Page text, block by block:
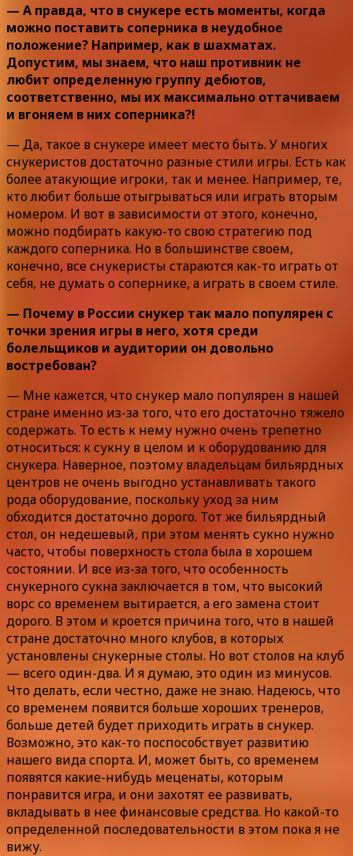
— А правда, что в снукере есть моменты, когда
можно поставить соперника в неудобное
положение? Например, как в шахматах.
Допустим, мы знаем, что наш противник не
любит определенную группу дебютов,
соответственно, мы их максимально оттачиваем
и вгоняем в них соперника?!
— Да, такое в снукере имеет место быть. У многих
снукеристов достаточно разные стили игры. Есть как
более атакующие игроки, так и менее. Например, те,
кто любит больше отыгрываться или играть вторым
номером. И вот в зависимости от этого, конечно,
можно подбирать какую-то свою стратегию под
каждого соперника. Но в большинстве своем,
конечно, все снукеристы стараются как-то играть от
себя, не думать о сопернике, а играть в своем стиле.
— Почему в России снукер так мало популярен с
точки зрения игры в него, хотя среди
болельщиков и аудитории он довольно
востребован?
— Мне кажется, что снукер мало популярен в нашей
стране именно из-за того, что его достаточно тяжело
содержать. То есть к нему нужно очень трепетно
относиться: к сукну в целом и к оборудованию для
снукера. Наверное, поэтому владельцам бильярдных
центров не очень выгодно устанавливать такого
рода оборудование, поскольку уход за ним
обходится достаточно дорого. Тот же бильярдный
стол, он недешевый, при этом менять сукно нужно
часто, чтобы поверхность стола была в хорошем
состоянии. И все из-за того, что особенность
снукерного сукна заключается в том, что высокий
ворс со временем вытирается, а его замена стоит
дорого. В этом и кроется причина того, что в нашей
стране достаточно много клубов, в которых
установлены снукерные столы. Но вот столов на клуб
— всего один-два. И я думаю, это один из минусов.
Что делать, если честно, даже не знаю. Надеюсь, что
со временем появится больше хороших тренеров,
больше детей будет приходить играть в снукер.
Возможно, это как-то поспособствует развитию
нашего вида спорта. И, может быть, со временем
появятся какие-нибудь меценаты, которым
понравится игра, и они захотят ее развивать,
вкладывать в нее финансовые средства. Но какой-то
определенной последовательности в этом пока я не
вижу.